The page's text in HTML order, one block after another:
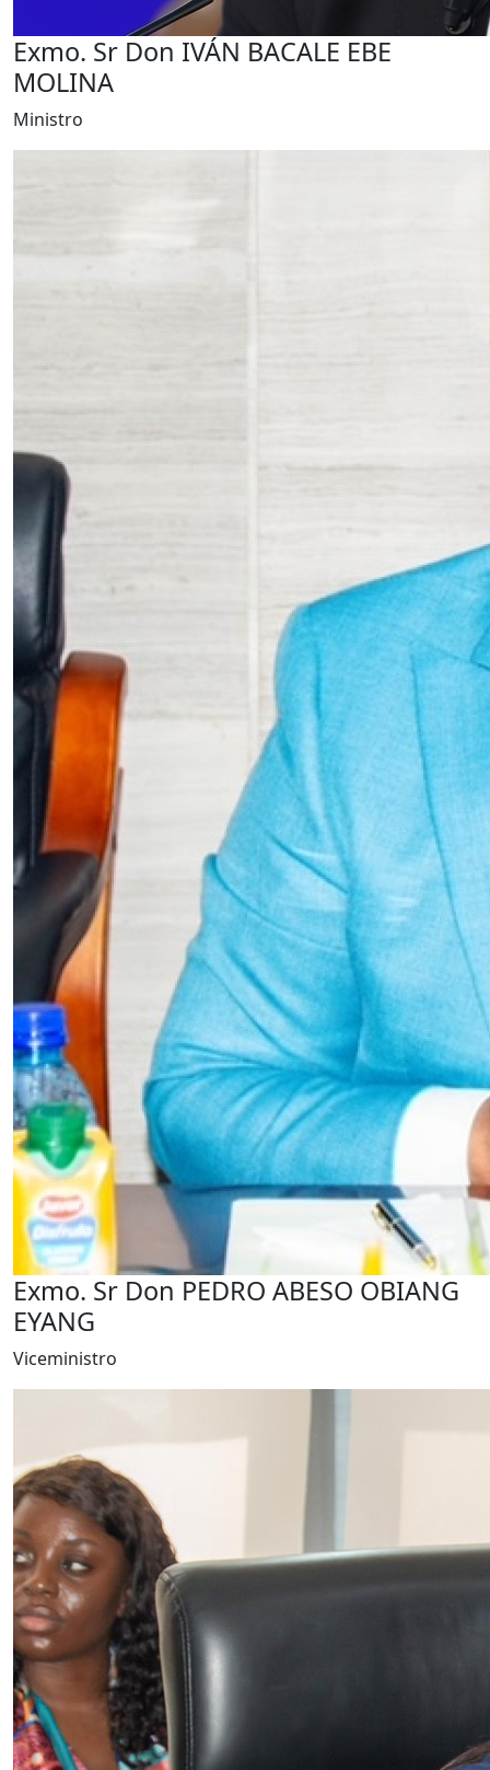
Exmo. Sr Don IVÁN BACALE EBE
MOLINA
Ministro
Exmo. Sr Don PEDRO ABESO OBIANG
EYANG
Viceministro